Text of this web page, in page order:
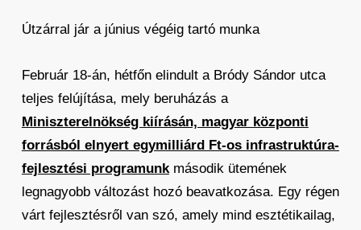
Útzárral jár a június végéig tartó munka
Február 18-án, hétfőn elindult a Bródy Sándor utca
teljes felújítása, mely beruházás a
Miniszterelnökség kiírásán, magyar központi
forrásból elnyert egymilliárd Ft-os infrastruktúra-
fejlesztési programunkmásodik ütemének
legnagyobb változást hozó beavatkozása. Egy régen
várt fejlesztésről van szó, amely mind esztétikailag,